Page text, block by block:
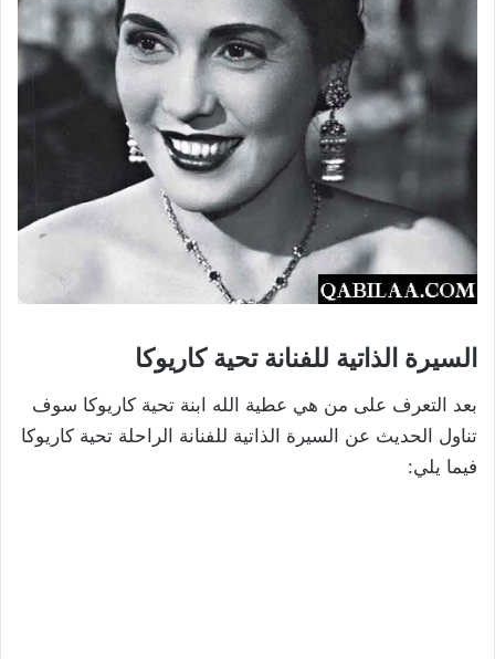
السيرة الذاتية للفنانة تحية كاريوكا
بعد التعرف على من هي عطية الله ابنة تحية كاريوكا سوف
تناول الحديث عن السيرة الذاتية للفنانة الراحلة تحية كاريوكا
فيما يلي: